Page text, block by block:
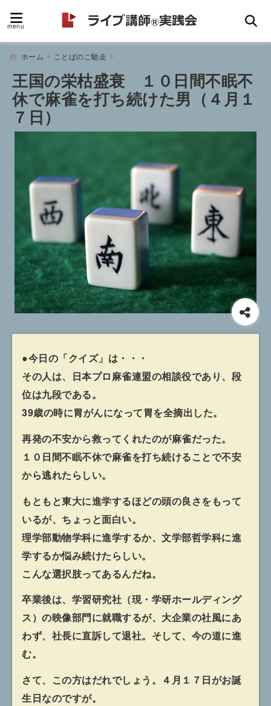
menu
ホーム ことばのご馳走
王国の栄枯盛衰 １０日間不眠不
休で麻雀を打ち続けた男（４月１
７日）
●今日の「クイズ」は・・・
その人は、日本プロ麻雀連盟の相談役であり、段
位は九段である。
39歳の時に胃がんになって胃を全摘出した。
再発の不安から救ってくれたのが麻雀だった。
１０日間不眠不休で麻雀を打ち続けることで不安
から逃れたらしい。
もともと東大に進学するほどの頭の良さをもって
いるが、ちょっと面白い。
理学部動物学科に進学するか、文学部哲学科に進
学するか悩み続けたらしい。
こんな選択肢ってあるんだね。
卒業後は、学習研究社（現・学研ホールディング
ス）の映像部門に就職するが、大企業の社風にあ
わず、社長に直訴して退社。そして、今の道に進
む。
さて、この方はだれでしょう。４月１７日がお誕
生日なのですが。